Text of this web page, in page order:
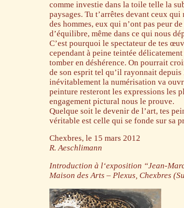
comme investie dans la toile telle la
paysages. Tu t’arrêtes devant ceux
des hommes, eux qui n’ont pas peur
d’équilibre, même dans ce qui nous
C’est pourquoi le spectateur de tes
cependant à peine teintée
tomber en déshérence. On pourrait
de son esprit tel qu’il rayonnait
inévitablement la numérisation va
peinture resteront les expressions les
engagement pictural nous le prouve.
Quelque soit le devenir de l’art, tes
véritable est celle qui se fonde sur sa
Chexbres, le 15 mars 2012
R. Aeschlimann
Introduction à l‘exposition “Jean-
Maison des Arts – Plexus, Chexbres